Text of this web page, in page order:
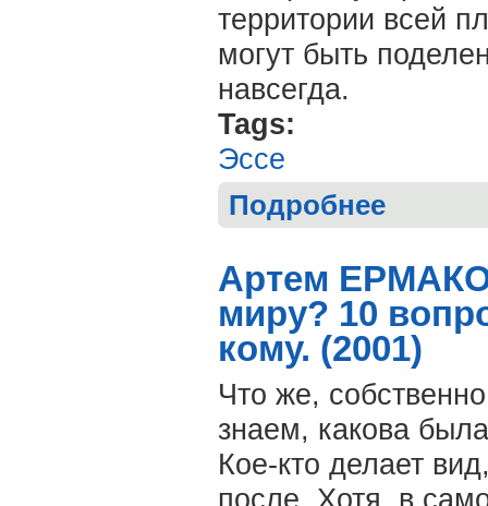
территории всей
могут быть
навсегда.
Tags:
Эссе
Подробнее
Артем
миру? 10
кому. (2001)
Что же,
знаем, какова
Кое-кто делает